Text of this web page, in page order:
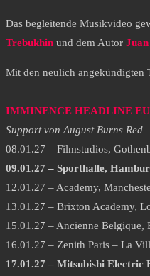
Das begleitende Musikvideo
Trebukhin und dem Autor
Mit den neulich angekündigten
IMMINENCE HEADLINE
Support von August Burns Red
08.01.27 – Filmstudios,
09.01.27 – Sporthalle,
12.01.27 – Academy,
13.01.27 – Brixton Academy,
15.01.27 – Ancienne Belgique,
16.01.27 – Zenith Paris – La
17.01.27 – Mitsubishi Electric